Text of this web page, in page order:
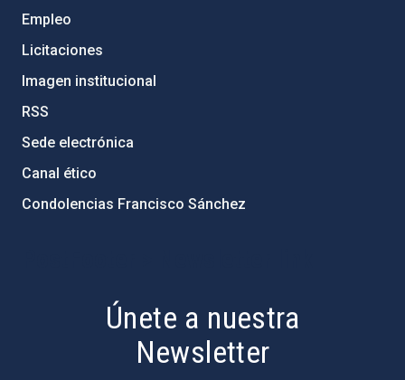
Empleo
Licitaciones
Imagen institucional
RSS
Sede electrónica
Canal ético
Condolencias Francisco Sánchez
Únete a nuestra
Newsletter